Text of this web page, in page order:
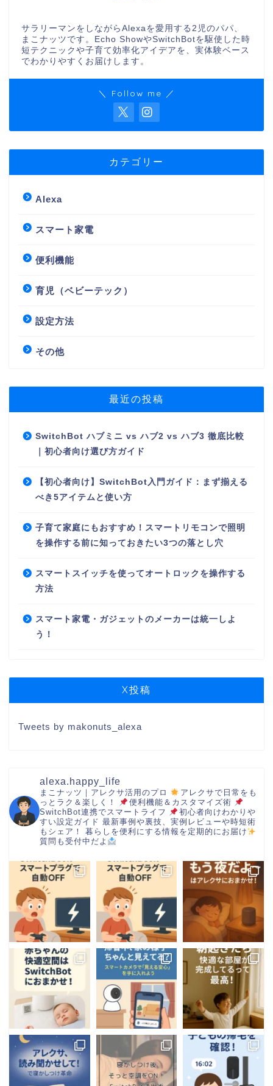
サラリーマンをしながらAlexaを愛用する2児のパパ、
まこナッツです。Echo ShowやSwitchBotを駆使した時
短テクニックや子育て効率化アイデアを、実体験ベース
でわかりやすくお届けします。
＼ Follow me ／
カテゴリー
Alexa
スマート家電
便利機能
育児（ベビーテック）
設定方法
その他
最近の投稿
SwitchBot ハブミニ vs ハブ2 vs ハブ3 徹底比較
｜初心者向け選び方ガイド
【初心者向け】SwitchBot入門ガイド：まず揃える
べき5アイテムと使い方
子育て家庭にもおすすめ！スマートリモコンで照明
を操作する前に知っておきたい3つの落とし穴
スマートスイッチを使ってオートロックを操作する
方法
スマート家電・ガジェットのメーカーは統一しよ
う！
X投稿
Tweets by makonuts_alexa
alexa.happy_life
まこナッツ｜アレクサ活用のプロ
アレクサで日常をも
っとラク＆楽しく！
便利機能＆カスタマイズ術
SwitchBot連携でスマートライフ
初心者向けわかりや
すい設定ガイド 最新事例や裏技、実例レビューや時短術
もシェア！
暮らしを便利にする情報を定期的にお届け
質問も受付中だよ